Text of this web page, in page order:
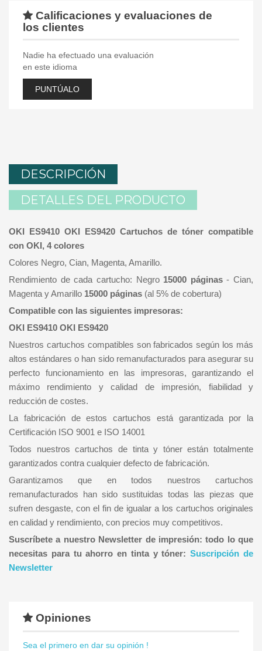
Calificaciones y evaluaciones de
los clientes
Nadie ha efectuado una evaluación
en este idioma
PUNTÚALO
DESCRIPCIÓN
DETALLES DEL PRODUCTO
OKI ES9410 OKI ES9420 Cartuchos de tóner compatible
con OKI, 4 colores
Colores Negro, Cian, Magenta, Amarillo.
Rendimiento de cada cartucho: Negro 15000 páginas- Cian,
Magenta y Amarillo 15000 páginas (al 5% de cobertura)
Compatible con las siguientes impresoras:
OKI ES9410 OKI ES9420
Nuestros cartuchos compatibles son fabricados según los más
altos estándares o han sido remanufacturados para asegurar su
perfecto funcionamiento en las impresoras, garantizando el
máximo rendimiento y calidad de impresión, fiabilidad y
reducción de costes.
La fabricación de estos cartuchos está garantizada por la
Certificación ISO 9001 e ISO 14001
Todos nuestros cartuchos de tinta y tóner están totalmente
garantizados contra cualquier defecto de fabricación.
Garantizamos que en todos nuestros cartuchos
remanufacturados han sido sustituidas todas las piezas que
sufren desgaste, con el fin de igualar a los cartuchos originales
en calidad y rendimiento, con precios muy competitivos.
Suscríbete a nuestro Newsletter de impresión: todo lo que
necesitas para tu ahorro en tinta y tóner:Suscripción de
Newsletter
Opiniones
Sea el primero en dar su opinión !